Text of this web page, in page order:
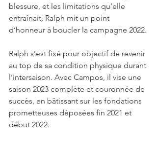
blessure, et les limitations qu’elle
entraînait, Ralph mit un point
d’honneur à boucler la campagne 2022.
Ralph s’est fixé pour objectif de revenir
au top de sa condition physique durant
l’intersaison. Avec Campos, il vise une
saison 2023 complète et couronnée de
succès, en bâtissant sur les fondations
prometteuses déposées fin 2021 et
début 2022.